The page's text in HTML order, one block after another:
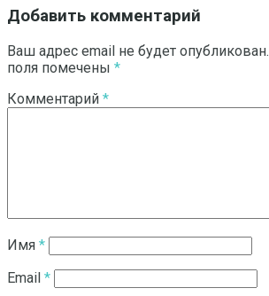
Добавить комментарий
Ваш адрес email не будет опубликован.
поля помечены *
Комментарий *
Имя *
Email *